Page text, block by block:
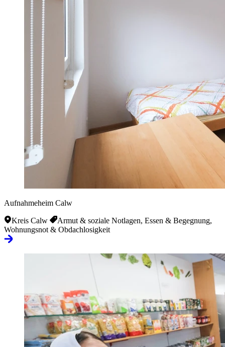
Aufnahmeheim Calw
Kreis Calw
Armut & soziale Notlagen, Essen & Begegnung,
Wohnungsnot & Obdachlosigkeit